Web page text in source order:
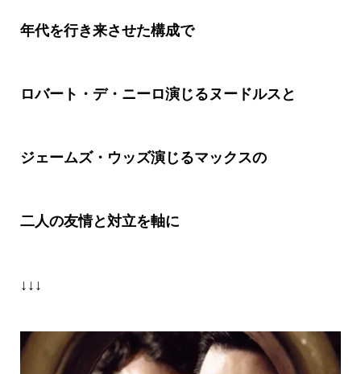
年代を行き来させた構成で
ロバート・デ・ニーロ演じるヌードルスと
ジェームズ・ウッズ演じるマックスの
二人の友情と対立を軸に
↓↓↓